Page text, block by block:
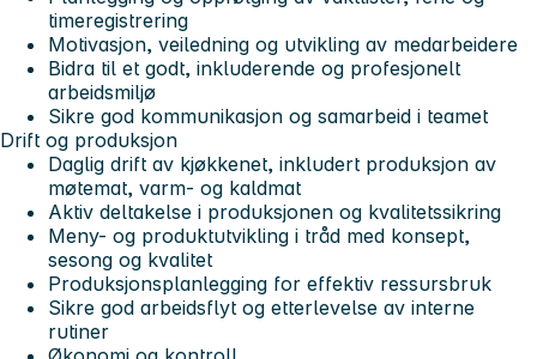
timeregistrering
Motivasjon, veiledning og utvikling av medarbeidere
Bidra til et godt, inkluderende og profesjonelt
arbeidsmiljø
Sikre god kommunikasjon og samarbeid i teamet
Drift og produksjon
Daglig drift av kjøkkenet, inkludert produksjon av
møtemat, varm- og kaldmat
Aktiv deltakelse i produksjonen og kvalitetssikring
Meny- og produktutvikling i tråd med konsept,
sesong og kvalitet
Produksjonsplanlegging for effektiv ressursbruk
Sikre god arbeidsflyt og etterlevelse av interne
rutiner